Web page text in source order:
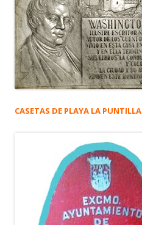
CASETAS DE PLAYA LA PUNTILLA